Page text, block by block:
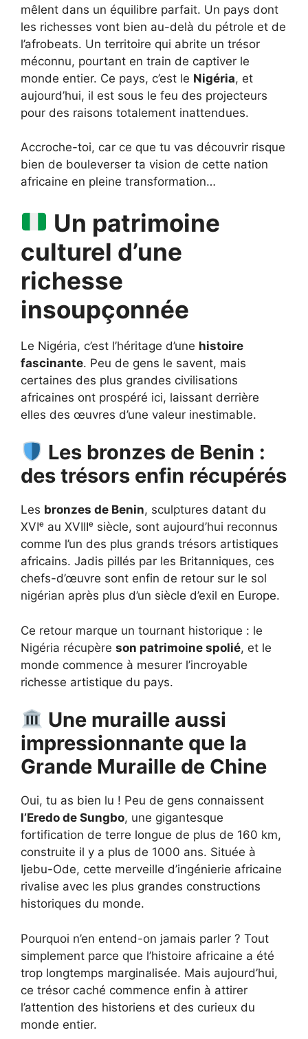
mêlent dans un équilibre parfait. Un pays dont
les richesses vont bien au-delà du pétrole et de
l’afrobeats. Un territoire qui abrite un trésor
méconnu, pourtant en train de captiver le
monde entier. Ce pays, c’est le Nigéria, et
aujourd’hui, il est sous le feu des projecteurs
pour des raisons totalement inattendues.
Accroche-toi, car ce que tu vas découvrir risque
bien de bouleverser ta vision de cette nation
africaine en pleine transformation…
Un patrimoine
culturel d’une
richesse
insoupçonnée
Le Nigéria, c’est l’héritage d’une histoire
fascinante. Peu de gens le savent, mais
certaines des plus grandes civilisations
africaines ont prospéré ici, laissant derrière
elles des œuvres d’une valeur inestimable.
Les bronzes de Benin :
des trésors enfin récupérés
Les bronzes de Benin, sculptures datant du
XVIᵉ au XVIIIᵉ siècle, sont aujourd’hui reconnus
comme l’un des plus grands trésors artistiques
africains. Jadis pillés par les Britanniques, ces
chefs-d’œuvre sont enfin de retour sur le sol
nigérian après plus d’un siècle d’exil en Europe.
Ce retour marque un tournant historique : le
Nigéria récupère son patrimoine spolié, et le
monde commence à mesurer l’incroyable
richesse artistique du pays.
Une muraille aussi
impressionnante que la
Grande Muraille de Chine
Oui, tu as bien lu ! Peu de gens connaissent
l’Eredo de Sungbo, une gigantesque
fortification de terre longue de plus de 160 km,
construite il y a plus de 1000 ans. Située à
Ijebu-Ode, cette merveille d’ingénierie africaine
rivalise avec les plus grandes constructions
historiques du monde.
Pourquoi n’en entend-on jamais parler ? Tout
simplement parce que l’histoire africaine a été
trop longtemps marginalisée. Mais aujourd’hui,
ce trésor caché commence enfin à attirer
l’attention des historiens et des curieux du
monde entier.